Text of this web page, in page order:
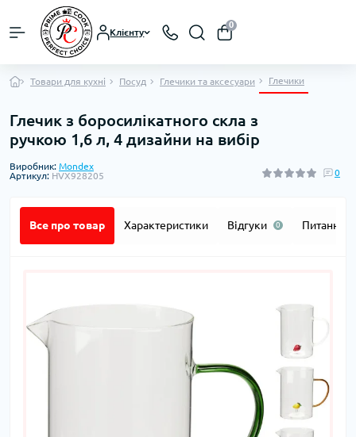
Клієнту
0
Товари для кухні Посуд Глечики та аксесуари Глечики
Глечик з боросилікатного скла з
ручкою 1,6 л, 4 дизайни на вибір
Виробник: Mondex
Артикул: HVX928205 0
Все про товар Характеристики Відгуки 0 Питання